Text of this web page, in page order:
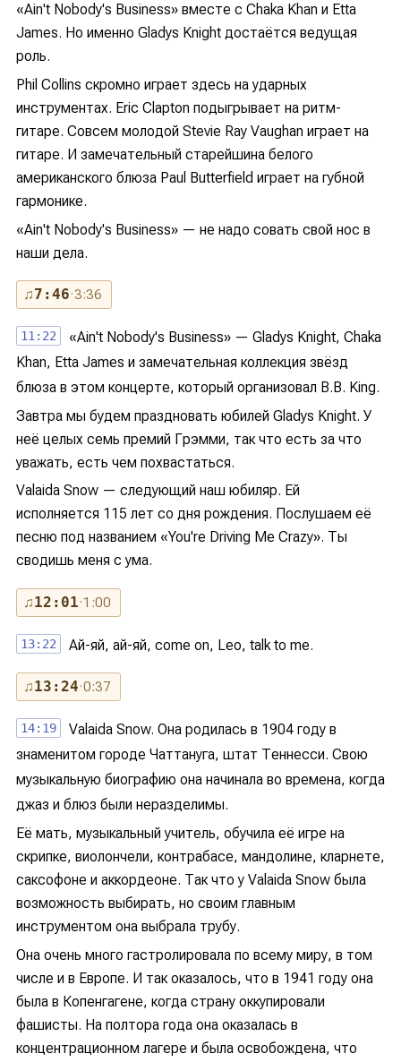
«Ain't Nobody's Business» вместе с Chaka Khan и Etta
James. Но именно Gladys Knight достаётся ведущая
роль.
Phil Collins скромно играет здесь на ударных
инструментах. Eric Clapton подыгрывает на ритм-
гитаре. Совсем молодой Stevie Ray Vaughan играет на
гитаре. И замечательный старейшина белого
американского блюза Paul Butterfield играет на губной
гармонике.
«Ain't Nobody's Business» — не надо совать свой нос в
наши дела.
♫7:46· 3:36
11:22
«Ain't Nobody's Business» — Gladys Knight, Chaka
Khan, Etta James и замечательная коллекция звёзд
блюза в этом концерте, который организовал B.B. King.
Завтра мы будем праздновать юбилей Gladys Knight. У
неё целых семь премий Грэмми, так что есть за что
уважать, есть чем похвастаться.
Valaida Snow — следующий наш юбиляр. Ей
исполняется 115 лет со дня рождения. Послушаем её
песню под названием «You're Driving Me Crazy». Ты
сводишь меня с ума.
♫12:01· 1:00
13:22 Ай-яй, ай-яй, come on, Leo, talk to me.
♫13:24· 0:37
14:19
Valaida Snow. Она родилась в 1904 году в
знаменитом городе Чаттануга, штат Теннесси. Свою
музыкальную биографию она начинала во времена, когда
джаз и блюз были неразделимы.
Её мать, музыкальный учитель, обучила её игре на
скрипке, виолончели, контрабасе, мандолине, кларнете,
саксофоне и аккордеоне. Так что у Valaida Snow была
возможность выбирать, но своим главным
инструментом она выбрала трубу.
Она очень много гастролировала по всему миру, в том
числе и в Европе. И так оказалось, что в 1941 году она
была в Копенгагене, когда страну оккупировали
фашисты. На полтора года она оказалась в
концентрационном лагере и была освобождена, что